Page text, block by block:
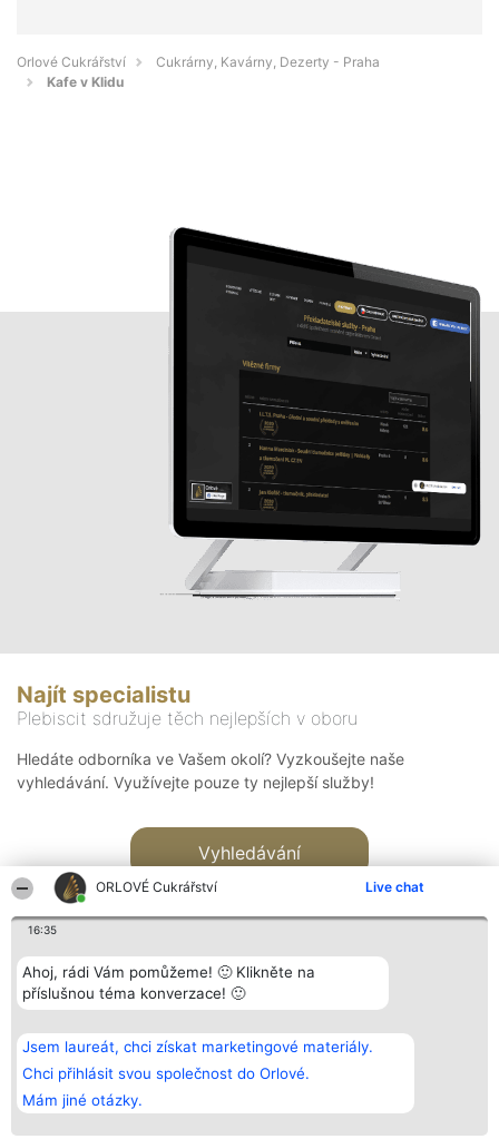
ORLOVÉ Cukrářství Live chat
16:35
Ahoj, rádi Vám pomůžeme! 🙂 Klikněte na
příslušnou téma konverzace! 🙂
Jsem laureát, chci získat marketingové materiály.
Chci přihlásit svou společnost do Orlové.
Mám jiné otázky.
Orlové Cukrářství
Cukrárny, Kavárny, Dezerty - Praha
Kafe v Klidu
Najít specialistu
Plebiscit sdružuje těch nejlepších v oboru
Hledáte odborníka ve Vašem okolí? Vyzkoušejte naše
vyhledávání. Využívejte pouze ty nejlepší služby!
Vyhledávání
Bright Side Solutions sp. z o.
o. sp. k.
ul. Ruska 22
Wrocław 50-079
KRS 0000749100 | Regon
381313360 | NIP 8943132676
Vítězové
Seznam všech
laureátů
Zásady
Zásady
Kontakt